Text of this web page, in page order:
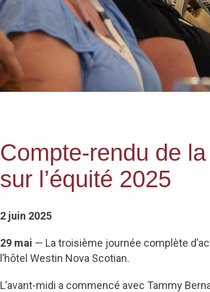
Compte-rendu de
sur l’équité 2025
2 juin 2025
29 mai — La troisième journée complète
l’hôtel Westin Nova Scotian.
L’avant-midi a commencé avec Tammy